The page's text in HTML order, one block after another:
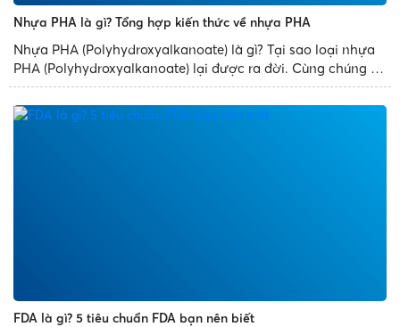
Nhựa PHA là gì? Tổng hợp kiến thức về nhựa PHA
Nhựa PHA (Polyhydroxyalkanoate) là gì? Tại sao loại nhựa
PHA (Polyhydroxyalkanoate) lại được ra đời. Cùng chúng tôi
tìm hiểu loại nhựa PHA này trong bài viết dưới đây, cũng
như các ứng dụng tiêu biểu của nó nhé. Nhựa PHA là gì?
Nhựa PHA được sản xuất tự...
FDA là gì? 5 tiêu chuẩn FDA bạn nên biết